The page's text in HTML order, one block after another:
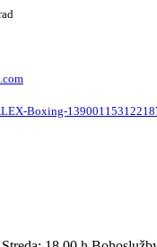
Boxing-